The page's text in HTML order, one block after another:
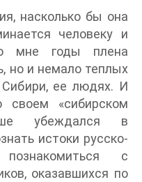
насколько бы она
человеку и
мне годы плена
но и немало теплых
ее людях. И
«сибирском
убеждался в
истоки русско-
с
оказавшихся по